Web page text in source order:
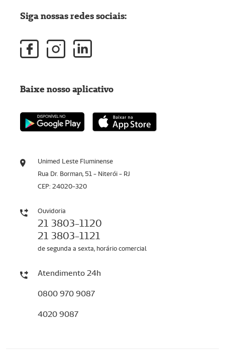
Unimed Leste Fluminense
Rua Dr. Borman, 51 - Niterói - RJ
CEP: 24020-320
Ouvidoria
21 3803-1120
21 3803-1121
de segunda a sexta, horário comercial
Atendimento 24h
0800 970 9087
4020 9087
Siga nossas redes sociais:
Baixe nosso aplicativo